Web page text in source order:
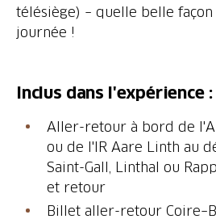
télésiège) – quelle belle
journée !
Inclus dans l'expérience :
Aller-retour à bord de
ou de l'IR Aare Linth au
Saint-Gall, Linthal ou
et retour
Billet aller-retour